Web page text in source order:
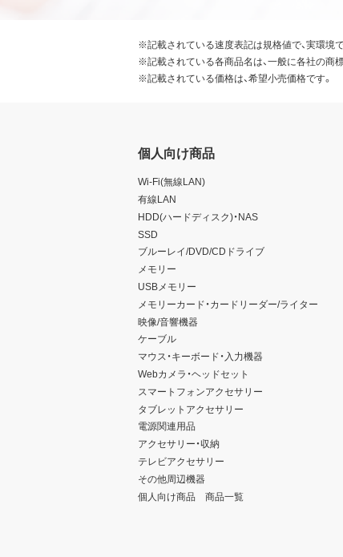
※記載されている速度表記は規格値で、実環境
※記載されている各商品名は、一般に各社の商
※記載されている価格は、希望小売価格です。
個人向け商品
Wi-Fi(無線LAN)
有線LAN
HDD(ハードディスク)・NAS
SSD
ブルーレイ/DVD/CDドライブ
メモリー
USBメモリー
メモリーカード・カードリーダー/ライター
映像/音響機器
ケーブル
マウス・キーボード・入力機器
Webカメラ・ヘッドセット
スマートフォンアクセサリー
タブレットアクセサリー
電源関連用品
アクセサリー・収納
テレビアクセサリー
その他周辺機器
個人向け商品 商品一覧